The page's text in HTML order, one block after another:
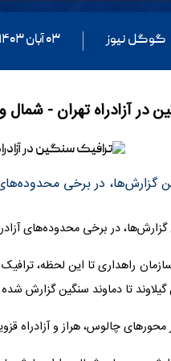
گوگل نیوز ۰۳ آبان ۱۴۰۳
در آزادراه تهران - شمال
گزارش‌ها، در برخی
در برخی محدوده‌های
راهداری تا این لحظه،
تا دماوند سنگین گزارش
محورهای چالوس، هراز و